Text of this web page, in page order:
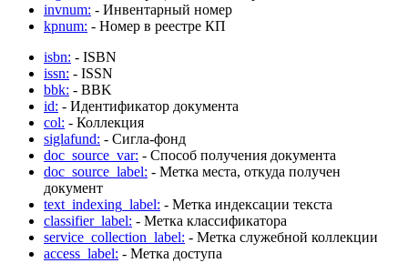
invnum: - Инвентарный номер
kpnum: - Номер в реестре КП
isbn: - ISBN
issn: - ISSN
bbk: - BBK
id: - Идентификатор документа
col: - Коллекция
siglafund: - Сигла-фонд
doc_source_var: - Способ получения документа
doc_source_label: - Метка места, откуда получен
документ
text_indexing_label: - Метка индексации текста
classifier_label: - Метка классификатора
service_collection_label: - Метка служебной коллекции
access_label: - Метка доступа